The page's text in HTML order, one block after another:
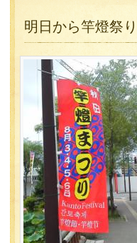
明日から竿燈祭り